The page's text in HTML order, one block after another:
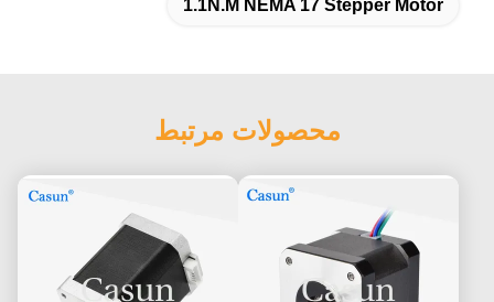
1.1N.M NEMA 17 Stepper Motor
محصولات مرتبط